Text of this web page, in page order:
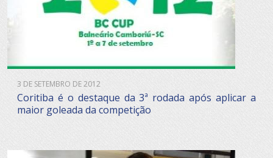
3 DE SETEMBRO DE 2012
Coritiba é o destaque da 3ª rodada após aplicar a
maior goleada da competição